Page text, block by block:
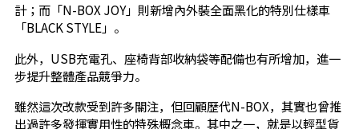
計；而「N-BOX JOY」則新增內外裝全面黑化的特別仕樣車
「BLACK STYLE」。
此外，USB充電孔、座椅背部收納袋等配備也有所增加，進一
步提升整體產品競爭力。
雖然這次改款受到許多關注，但回顧歷代N-BOX，其實也曾推
出過許多發揮實用性的特殊概念車。其中之一，就是以輕型貨